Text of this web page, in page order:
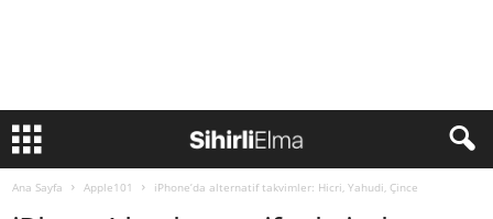
Ana Sayfa Apple101 iPhone’da alternatif takvimler: Hicri, Yahudi, Çince